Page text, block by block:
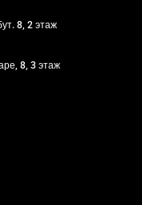
8, 2 этаж
8, 3 этаж